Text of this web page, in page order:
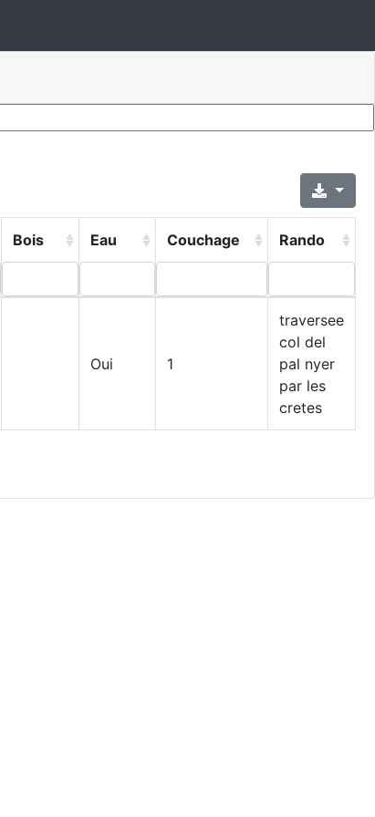
Bois Eau Couchage Rando
Oui 1
traversee
col del
pal nyer
par les
cretes